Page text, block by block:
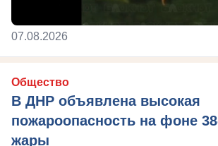
07.08.2026
Общество
В ДНР объявлена высокая
пожароопасность на фоне
жары